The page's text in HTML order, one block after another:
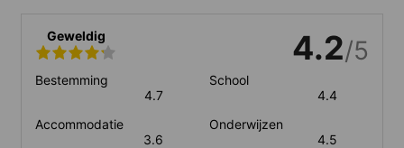
Geweldig 4.2/5
Bestemming
4.7
School
4.4
Accommodatie
3.6
Onderwijzen
4.5